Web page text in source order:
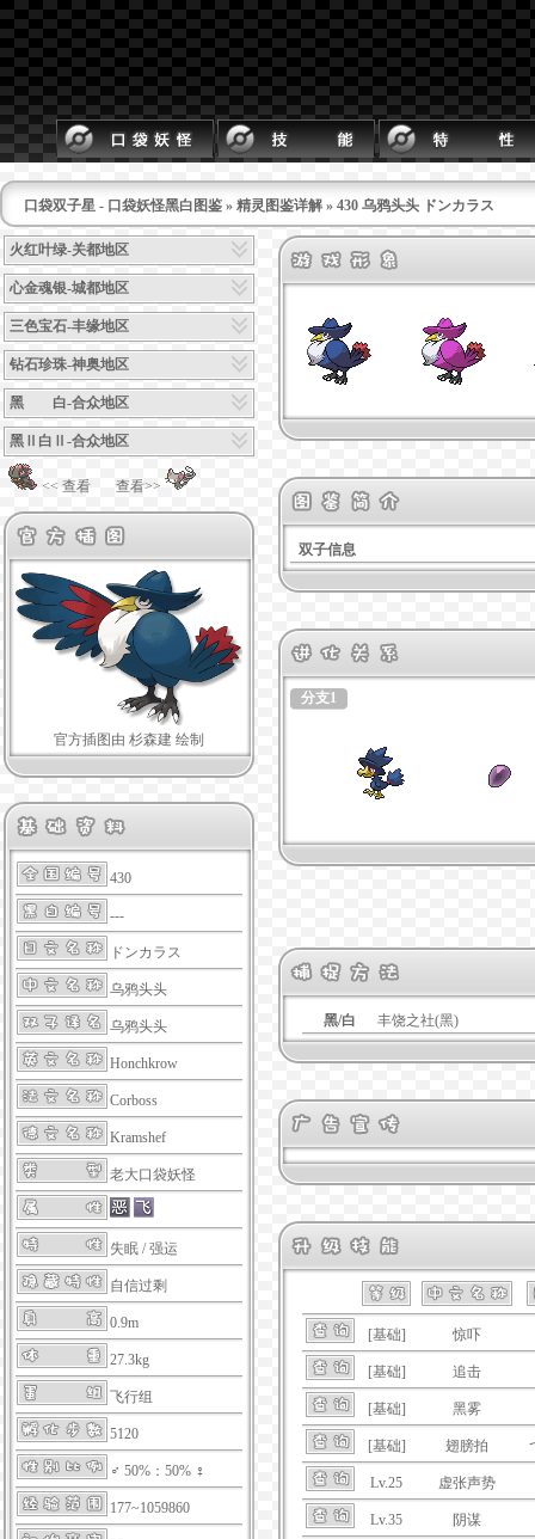
口袋双子星 - 口袋妖怪黑白图鉴 » 精灵图鉴详解 » 430 乌鸦头头 ドンカラス
火红叶绿-关都地区
心金魂银-城都地区
三色宝石-丰缘地区
钻石珍珠-神奥地区
黑 白-合众地区
黑Ⅱ白Ⅱ-合众地区
<< 查看 查看>>
官方插图由 杉森建 绘制
430
---
ドンカラス
乌鸦头头
乌鸦头头
Honchkrow
Corboss
Kramshef
老大口袋妖怪
失眠 /强运
自信过剩
0.9m
27.3kg
飞行组
5120
♂ 50%：50% ♀
177~1059860
双子信息
分支1
黑/白 丰饶之社(黑)
[基础] 惊吓
[基础] 追击
[基础] 黑雾
[基础] 翅膀拍
Lv.25 虚张声势
Lv.35 阴谋